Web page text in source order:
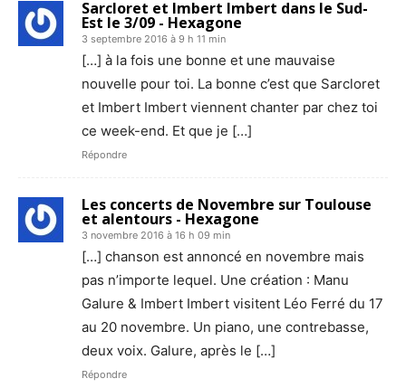
Sarcloret et Imbert Imbert dans le Sud-
Est le 3/09 - Hexagone
3 septembre 2016 à 9 h 11 min
[…] à la fois une bonne et une mauvaise
nouvelle pour toi. La bonne c’est que Sarcloret
et Imbert Imbert viennent chanter par chez toi
ce week-end. Et que je […]
Répondre
Les concerts de Novembre sur Toulouse
et alentours - Hexagone
3 novembre 2016 à 16 h 09 min
[…] chanson est annoncé en novembre mais
pas n’importe lequel. Une création : Manu
Galure & Imbert Imbert visitent Léo Ferré du 17
au 20 novembre. Un piano, une contrebasse,
deux voix. Galure, après le […]
Répondre